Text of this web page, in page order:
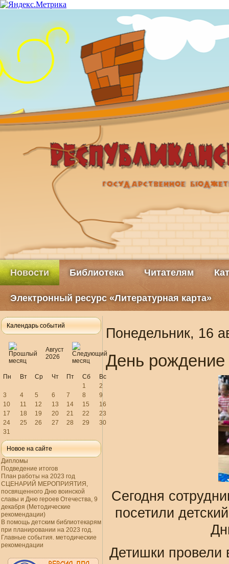
Новости Библиотека Читателям
Электронный ресурс «Литературная карта»
Календарь событий
Август
2026
Пн Вт Ср Чт Пт Сб
Вс
1
2
3
4 5 6 7 8
9
10
11 12 13 14 15
16
17
18 19 20 21 22
23
24
25 26 27 28 29
30
31
Новое на сайте
Дипломы
Подведение итогов
План работы на 2023 год
СЦЕНАРИЙ МЕРОПРИЯТИЯ,
посвященного Дню воинской
славы и Дню героев Отечества, 9
декабря (Методические
рекомендации)
В помощь детским библиотекарям
при планировании на 2023 год.
Главные события. методические
рекомендации
Понедельник, 16
День
Сегодня
посетили
Детишки провели